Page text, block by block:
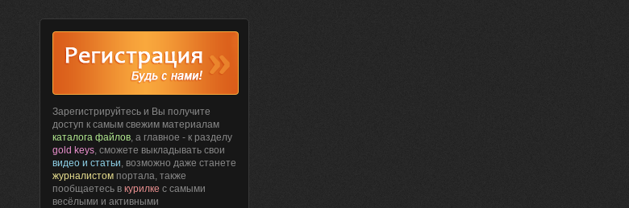
Зарегистрируйтесь и Вы получите
доступ к самым свежим материалам
каталога файлов , а главное - к разделу
gold keys , сможете выкладывать свои
видео и статьи , возможно даже станете
журналистом портала, также
пообщаетесь в курилке с самыми
весёлыми и активными